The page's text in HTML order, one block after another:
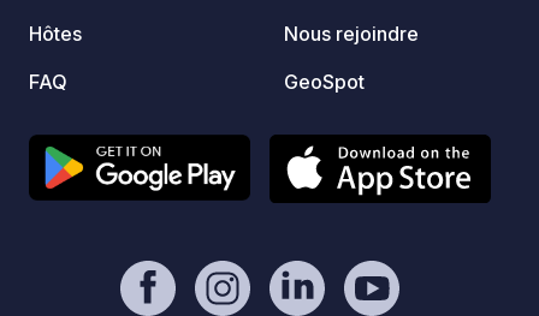
20,00
Hôtes
FAQ
Nous rejoindre
GeoSpot